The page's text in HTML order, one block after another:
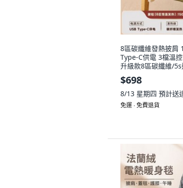
8區碳纖維發熱披肩
Type-C供電 3檔溫
升級款8區碳纖維/
$698
8/13 星期四 預計送
免運 ∙ 免費退貨